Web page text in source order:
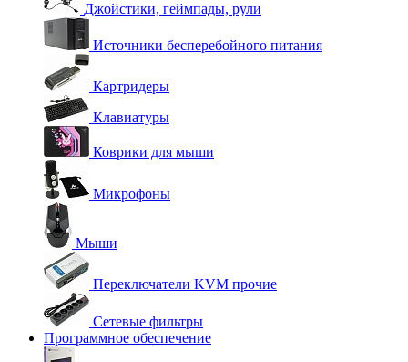
Джойстики, геймпады, рули
Источники бесперебойного питания
Картридеры
Клавиатуры
Коврики для мыши
Микрофоны
Мыши
Переключатели KVM прочие
Сетевые фильтры
Программное обеспечение